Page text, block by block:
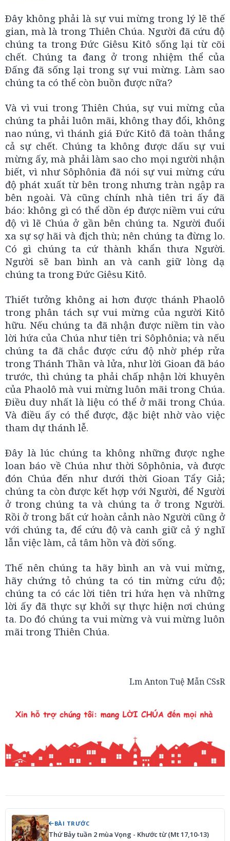
Ðây không phải là sự vui mừng trong lý lẽ thế
gian, mà là trong Thiên Chúa. Người đã cứu độ
chúng ta trong Ðức Giêsu Kitô sống lại từ cõi
chết. Chúng ta đang ở trong nhiệm thể của
Ðấng đã sống lại trong sự vui mừng. Làm sao
chúng ta có thể còn buồn được nữa?
Và vì vui trong Thiên Chúa, sự vui mừng của
chúng ta phải luôn mãi, không thay đổi, không
nao núng, vì thánh giá Ðức Kitô đã toàn thắng
cả sự chết. Chúng ta không được dấu sự vui
mừng ấy, mà phải làm sao cho mọi người nhận
biết, vì như Sôphônia đã nói sự vui mừng cứu
độ phát xuất từ bên trong nhưng tràn ngập ra
bên ngoài. Và cũng chính nhà tiên tri ấy đã
báo: không gì có thể dồn ép được niềm vui cứu
độ vì lẽ Chúa ở gần bên chúng ta. Người đuổi
xa sự sợ hãi và địch thù; nên chúng ta đừng lo.
Có gì chúng ta cứ thành khẩn thưa Người.
Người sẽ ban bình an và canh giữ lòng dạ
chúng ta trong Ðức Giêsu Kitô.
Thiết tưởng không ai hơn được thánh Phaolô
trong phân tách sự vui mừng của người Kitô
hữu. Nếu chúng ta đã nhận được niềm tin vào
lời hứa của Chúa như tiên tri Sôphônia; và nếu
chúng ta đã chắc được cứu độ nhờ phép rửa
trong Thánh Thần và lửa, như lời Gioan đã báo
trước, thì chúng ta phải chấp nhận lời khuyên
của Phaolô mà vui mừng luôn mãi trong Chúa.
Ðiều duy nhất là liệu có thể ở mãi trong Chúa.
Và điều ấy có thể được, đặc biệt nhờ vào việc
tham dự thánh lễ.
Ðây là lúc chúng ta không những được nghe
loan báo về Chúa như thời Sôphônia, và được
đón Chúa đến như dưới thời Gioan Tẩy Giả;
chúng ta còn được kết hợp với Người, để Người
ở trong chúng ta và chúng ta ở trong Người.
Rồi ở trong bất cứ hoàn cảnh nào Người cũng ở
với chúng ta, để cứu độ và canh giữ cả ý nghĩ
lẫn việc làm, cả tâm hồn và đời sống.
Thế nên chúng ta hãy bình an và vui mừng,
hãy chứng tỏ chúng ta có tin mừng cứu độ;
chúng ta có các lời tiên tri hứa hẹn và những
lời ấy đã thực sự khởi sự thực hiện nơi chúng
ta. Do đó chúng ta vui mừng và vui mừng luôn
mãi trong Thiên Chúa.
Lm Anton Tuệ Mẫn CSsR
BÀI TRƯỚC
Thứ Bảy tuần 2 mùa Vọng - Khước từ (Mt 17,10-13)